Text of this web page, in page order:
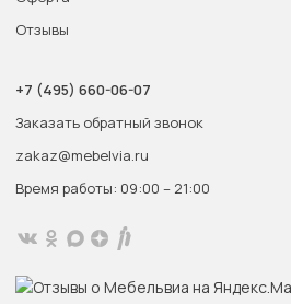
Отзывы
+7 (495) 660-06-07
Заказать обратный звонок
zakaz@mebelvia.ru
Время работы: 09:00 – 21:00